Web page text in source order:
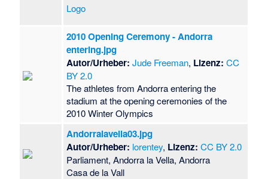
Logo
2010 Opening Ceremony - Andorra
entering.jpg
Autor/Urheber: Jude Freeman, Lizenz: CC
BY 2.0
The athletes from Andorra entering the
stadium at the opening ceremonies of the
2010 Winter Olympics
Andorralavella03.jpg
Autor/Urheber: lorentey, Lizenz: CC BY 2.0
Parliament, Andorra la Vella, Andorra
Casa de la Vall